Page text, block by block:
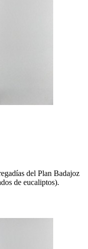
del Plan Badajoz
de eucaliptos).